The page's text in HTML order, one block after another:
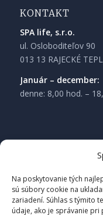
Na poskytovanie tých
sú súbory cookie na
zariadení. Súhlas s týmito
údaje, ako je správanie
KONTAKT
SPA life, s.r.o.
ul. Osloboditeľov 90
013 13 RAJECKÉ
Január – december:
denne: 8,00 hod. –